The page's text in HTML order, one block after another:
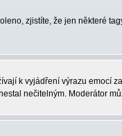
zjistíte, že jen některé
k vyjádření výrazu
nečitelným. Moderátor